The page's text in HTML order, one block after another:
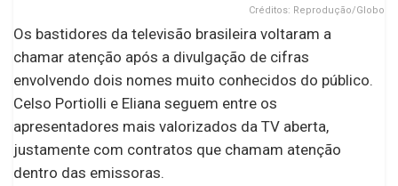
Créditos: Reprodução/Globo
Os bastidores da televisão brasileira voltaram a
chamar atenção após a divulgação de cifras
envolvendo dois nomes muito conhecidos do público.
Celso Portiolli e Eliana seguem entre os
apresentadores mais valorizados da TV aberta,
justamente com contratos que chamam atenção
dentro das emissoras.